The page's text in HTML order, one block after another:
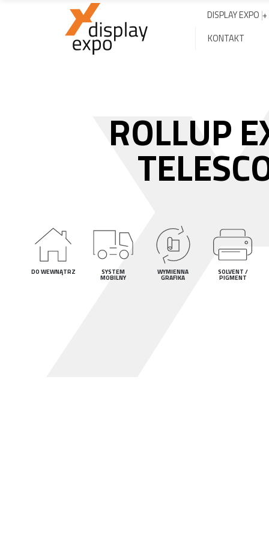
DISPLAY EXPO
KONTAKT
ROLLUP
DO WEWNĄTRZ SYSTEM
MOBILNY
WYMIENNA
GRAFIKA
SOLVENT /
PIGMENT